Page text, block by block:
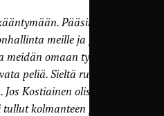
Pääsimme
meille ja päästiin
omaan tyyliin, ja
peliä. Sieltä rupesi
Kostiainen olisi tehnyt
kolmanteen peliin